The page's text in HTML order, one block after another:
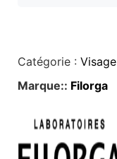
Catégorie : Visage
Marque:: Filorga